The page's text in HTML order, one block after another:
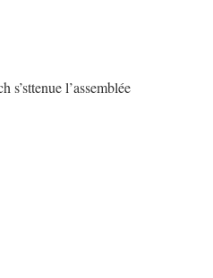
l’assemblée